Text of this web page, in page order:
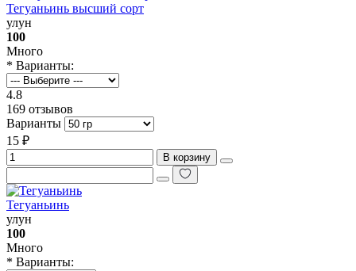
Тегуаньинь высший сорт
улун
100
Много
* Варианты:
4.8
169 отзывов
Варианты
15 ₽
В корзину
Тегуаньинь
улун
100
Много
* Варианты: